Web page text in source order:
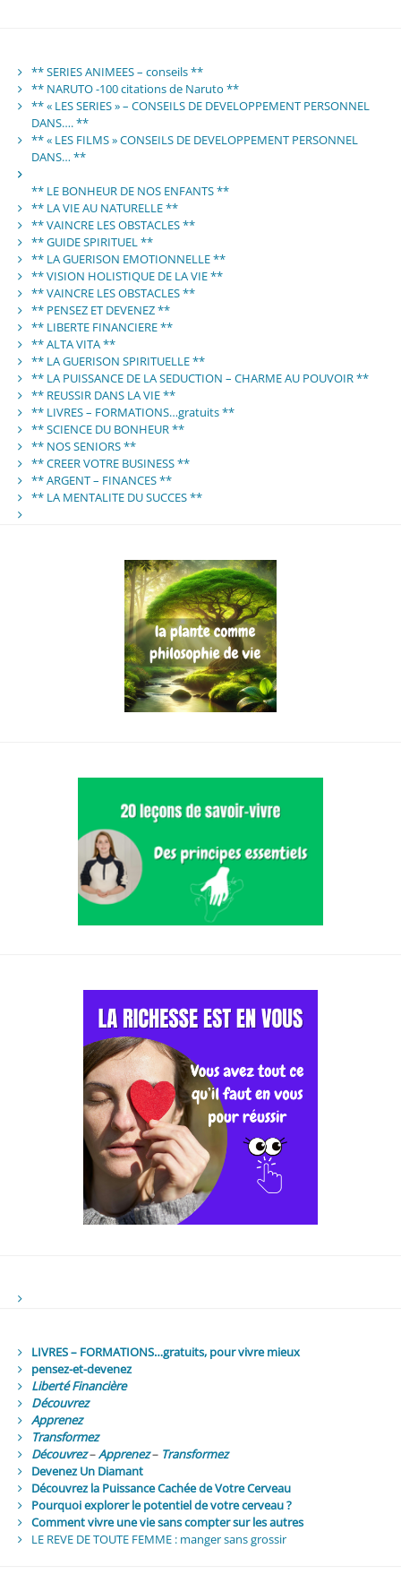
** SERIES ANIMEES – conseils **
** NARUTO -100 citations de Naruto **
** « LES SERIES » – CONSEILS DE DEVELOPPEMENT PERSONNEL
DANS…. **
** « LES FILMS » CONSEILS DE DEVELOPPEMENT PERSONNEL
DANS… **
** LE BONHEUR DE NOS ENFANTS **
** LA VIE AU NATURELLE **
** VAINCRE LES OBSTACLES **
** GUIDE SPIRITUEL **
** LA GUERISON EMOTIONNELLE **
** VISION HOLISTIQUE DE LA VIE **
** VAINCRE LES OBSTACLES **
** PENSEZ ET DEVENEZ **
** LIBERTE FINANCIERE **
** ALTA VITA **
** LA GUERISON SPIRITUELLE **
** LA PUISSANCE DE LA SEDUCTION – CHARME AU POUVOIR **
** REUSSIR DANS LA VIE **
** LIVRES – FORMATIONS…gratuits **
** SCIENCE DU BONHEUR **
** NOS SENIORS **
** CREER VOTRE BUSINESS **
** ARGENT – FINANCES **
** LA MENTALITE DU SUCCES **
LIVRES – FORMATIONS…gratuits, pour vivre mieux
pensez-et-devenez
Liberté Financière
Découvrez
Apprenez
Transformez
Découvrez–Apprenez– Transformez
Devenez Un Diamant
Découvrez la Puissance Cachée de Votre Cerveau
Pourquoi explorer le potentiel de votre cerveau ?
Comment vivre une vie sans compter sur les autres
LE REVE DE TOUTE FEMME : manger sans grossir